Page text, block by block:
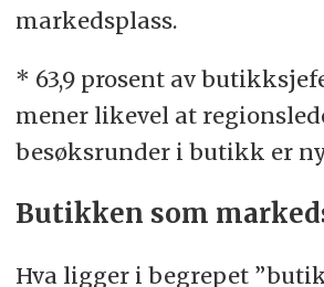
markedsplass.
* 63,9 prosent av
mener likevel at
besøksrunder i butikk er
Butikken som
Hva ligger i begrepet